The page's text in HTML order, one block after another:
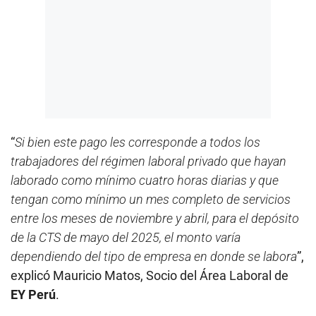
“Si bien este pago les corresponde a todos los
trabajadores del régimen laboral privado que hayan
laborado como mínimo cuatro horas diarias y que
tengan como mínimo un mes completo de servicios
entre los meses de noviembre y abril, para el depósito
de la CTS de mayo del 2025, el monto varía
dependiendo del tipo de empresa en donde se labora”,
explicó Mauricio Matos, Socio del Área Laboral de
EY Perú.